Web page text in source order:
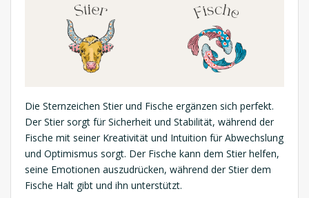
Die Sternzeichen Stier und Fische ergänzen sich perfekt.
Der Stier sorgt für Sicherheit und Stabilität, während der
Fische mit seiner Kreativität und Intuition für Abwechslung
und Optimismus sorgt. Der Fische kann dem Stier helfen,
seine Emotionen auszudrücken, während der Stier dem
Fische Halt gibt und ihn unterstützt.